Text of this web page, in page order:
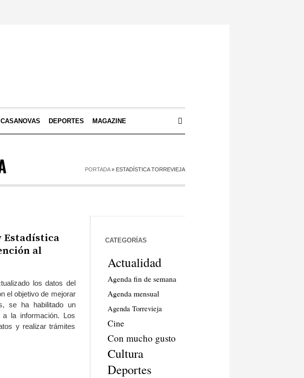
DEPORTES MAGAZINE
PORTADA» ESTADÍSTICA TORREVIEJA
Estadística
al
los datos del
el objetivo de mejorar
se ha habilitado un
la información. Los
y realizar trámites
CATEGORÍAS
Actualidad
Agenda fin de semana
Agenda mensual
Agenda Torrevieja
Cine
Con mucho gusto
Cultura
Deportes